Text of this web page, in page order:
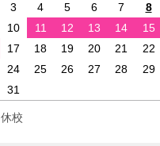
3 4 5 6 7
8
10 11 12 13 14
15
17 18 19 20 21
22
24 25 26 27 28
29
31
休校